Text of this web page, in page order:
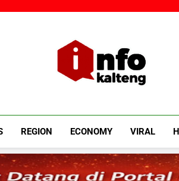
REGION ECONOMY VIRAL